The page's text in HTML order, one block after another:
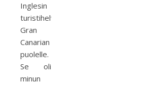
Inglesin
turistihelvettiin
Gran
Canarian
puolelle.
Se oli
minun